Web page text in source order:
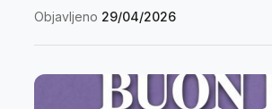
Objavljeno 29/04/2026